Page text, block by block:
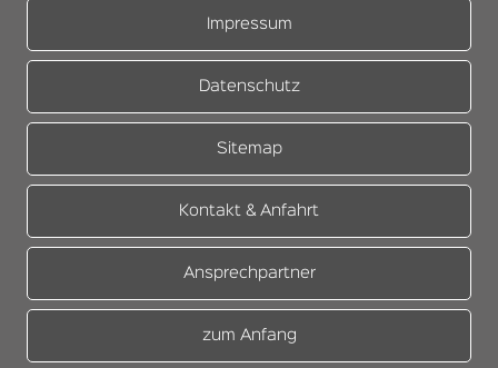
Impressum
Datenschutz
Sitemap
Kontakt & Anfahrt
Ansprechpartner
zum Anfang